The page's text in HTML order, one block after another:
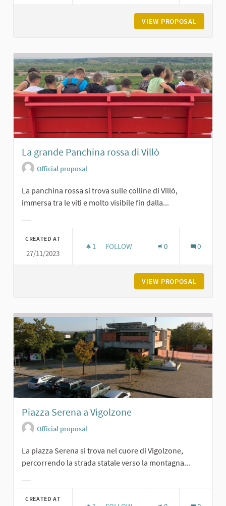
VIEW PROPOSAL
La grande Panchina rossa di Villò
Official proposal
La panchina rossa si trova sulle colline di Villò,
immersa tra le viti e molto visibile fin dalla...
CREATED AT
27/11/2023
1 1 FOLLOWER
FOLLOW 0 0
VIEW PROPOSAL
Piazza Serena a Vigolzone
Official proposal
La piazza Serena si trova nel cuore di Vigolzone,
percorrendo la strada statale verso la montagna...
CREATED AT